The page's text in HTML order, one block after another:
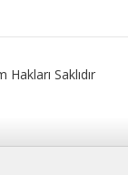
Saklıdır